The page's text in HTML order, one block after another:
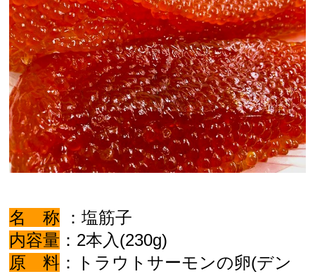
名 称 ：塩筋子
内容量 ：2本入(230g)
原 料 ：トラウトサーモンの卵(デン